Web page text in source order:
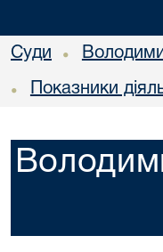
Суди •
• Показники